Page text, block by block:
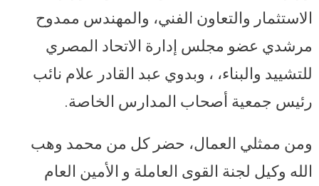
الاستثمار والتعاون الفني، والمهندس ممدوح
مرشدي عضو مجلس إدارة الاتحاد المصري
للتشييد والبناء، ، وبدوي عبد القادر علام نائب
رئيس جمعية أصحاب المدارس الخاصة.
ومن ممثلي العمال، حضر كل من محمد وهب
الله وكيل لجنة القوى العاملة و الأمين العام